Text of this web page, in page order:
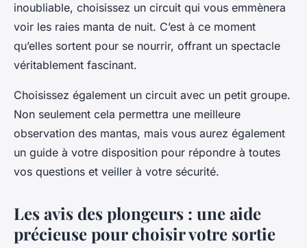
inoubliable, choisissez un circuit qui vous emmènera
voir les raies manta de nuit. C’est à ce moment
qu’elles sortent pour se nourrir, offrant un spectacle
véritablement fascinant.
Choisissez également un circuit avec un petit groupe.
Non seulement cela permettra une meilleure
observation des mantas, mais vous aurez également
un guide à votre disposition pour répondre à toutes
vos questions et veiller à votre sécurité.
Les avis des plongeurs : une aide
précieuse pour choisir votre sortie